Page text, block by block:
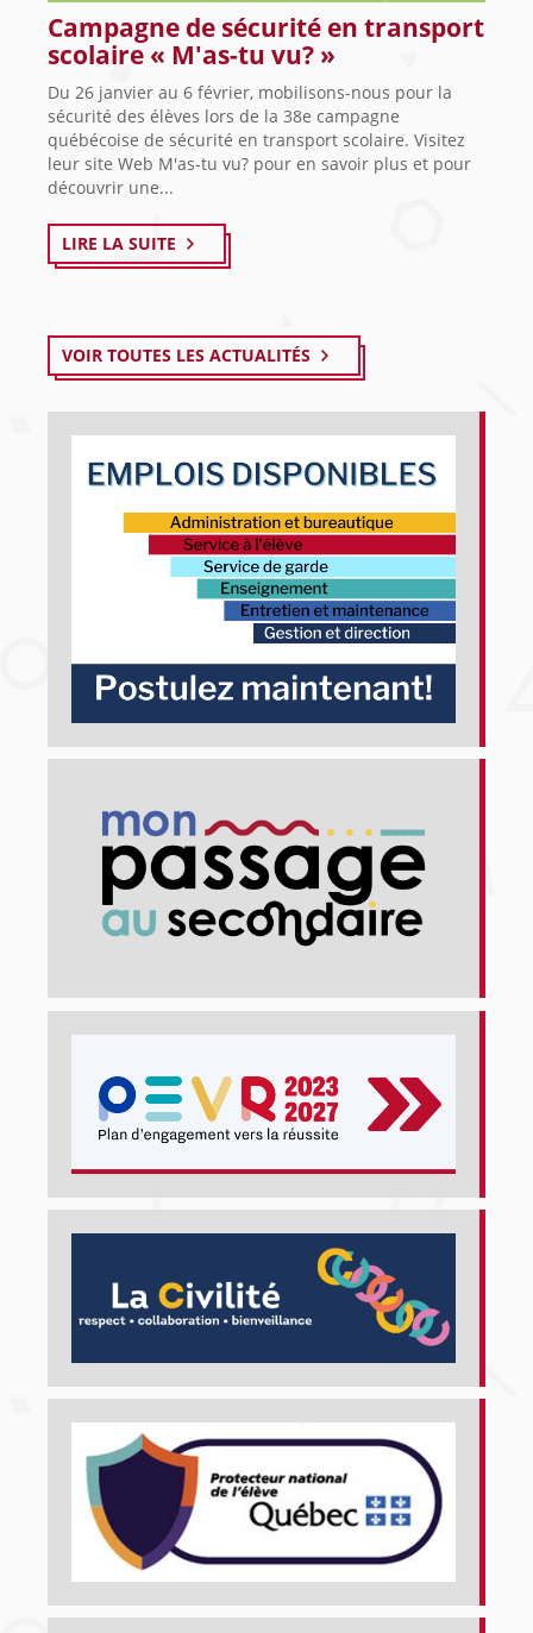
Campagne de sécurité en transport
scolaire « M'as-tu vu? »
Du 26 janvier au 6 février, mobilisons-nous pour la
sécurité des élèves lors de la 38e campagne
québécoise de sécurité en transport scolaire. Visitez
leur site Web M'as-tu vu? pour en savoir plus et pour
découvrir une...
LIRE LA SUITE
VOIR TOUTES LES ACTUALITÉS